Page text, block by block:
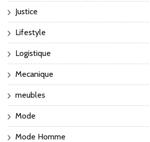
Justice
Lifestyle
Logistique
Mecanique
meubles
Mode
Mode Homme